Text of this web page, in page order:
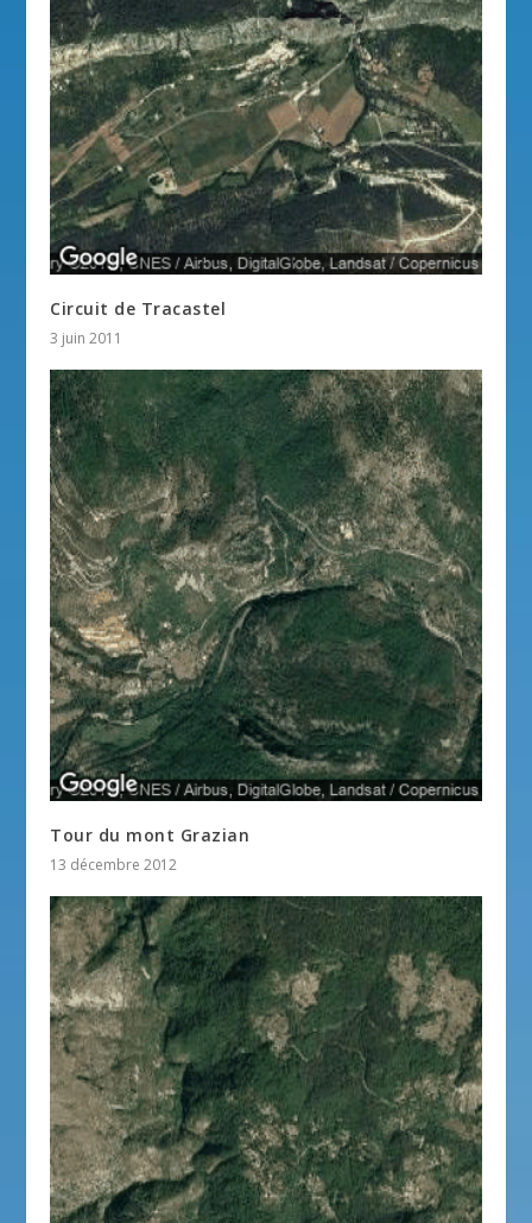
Circuit de Tracastel
3 juin 2011
Tour du mont Grazian
13 décembre 2012